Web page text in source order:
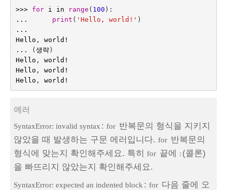
>>> for i in range ( 100 ):
...
print ( 'Hello, world!' )
...
Hello , world !
...
(생략)
Hello , world !
Hello , world !
Hello , world !
에러
SyntaxError: invalid syntax : for 반복문의 형식을 지키지
않았을 때 발생하는 구문 에러입니다. for 반복문의
형식에 맞는지 확인해주세요. 특히 for 끝에 : (콜론)
을 빠뜨리지 않았는지 확인해주세요.
SyntaxError: expected an indented block : for 다음 줄에 오